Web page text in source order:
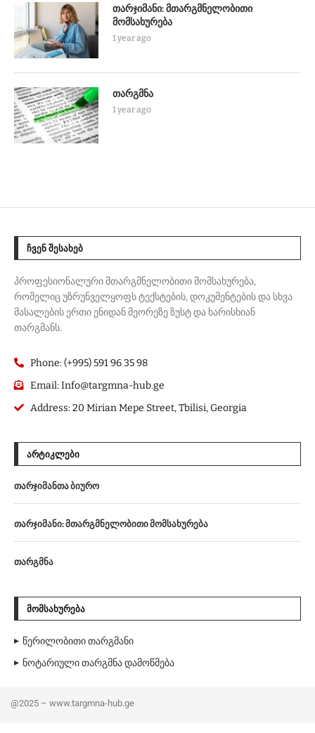
თარჯიმანი: მთარგმნელობითი
მომსახურება
1 year ago
თარგმნა
1 year ago
ᲩᲕᲔᲜ ᲨᲔᲡᲐᲮᲔᲑ
პროფესიონალური მთარგმნელობითი მომსახურება,
რომელიც უზრუნველყოფს ტექსტების, დოკუმენტების და სხვა
მასალების ერთი ენიდან მეორეზე ზუსტ და ხარისხიან
თარგმანს.
Phone: (+995) 591 96 35 98
Email: Info@targmna-hub.ge
Address: 20 Mirian Mepe Street, Tbilisi, Georgia
ᲐᲠᲢᲘᲙᲚᲔᲑᲘ
თარჯიმანთა ბიურო
თარჯიმანი: მთარგმნელობითი მომსახურება
თარგმნა
ᲛᲝᲛᲡᲐᲮᲣᲠᲔᲑᲐ
წერილობითი თარგმანი
ნოტარიული თარგმნა დამოწმება
@2025 – www.targmna-hub.ge